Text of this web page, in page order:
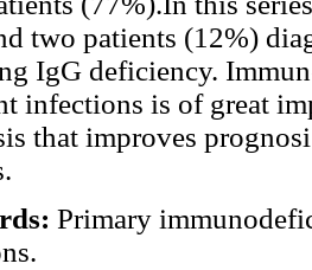
two patients (12%)
IgG deficiency.
infections is of great
that improves
Primary